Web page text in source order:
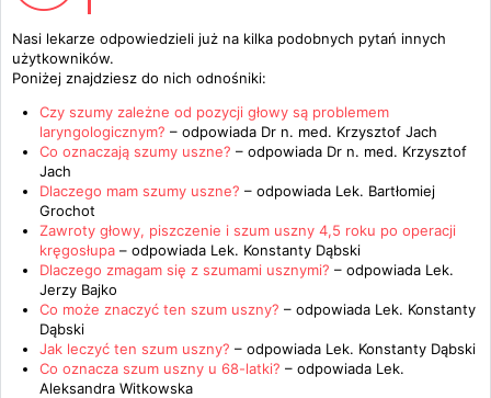
Nasi lekarze odpowiedzieli już na kilka podobnych pytań innych
użytkowników.
Poniżej znajdziesz do nich odnośniki:
Czy szumy zależne od pozycji głowy są problemem
laryngologicznym? – odpowiada Dr n. med. Krzysztof Jach
Co oznaczają szumy uszne? – odpowiada Dr n. med. Krzysztof
Jach
Dlaczego mam szumy uszne? – odpowiada Lek. Bartłomiej
Grochot
Zawroty głowy, piszczenie i szum uszny 4,5 roku po operacji
kręgosłupa – odpowiada Lek. Konstanty Dąbski
Dlaczego zmagam się z szumami usznymi? – odpowiada Lek.
Jerzy Bajko
Co może znaczyć ten szum uszny? – odpowiada Lek. Konstanty
Dąbski
Jak leczyć ten szum uszny? – odpowiada Lek. Konstanty Dąbski
Co oznacza szum uszny u 68-latki? – odpowiada Lek.
Aleksandra Witkowska